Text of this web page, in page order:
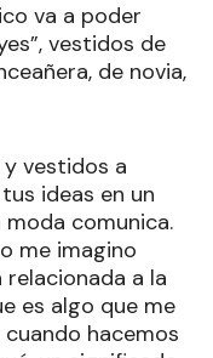
va a poder
vestidos de
de novia,
y vestidos a
ideas en un
moda comunica.
me imagino
a la
es algo que me
hacemos